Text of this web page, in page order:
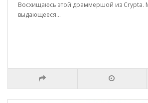
Восхищаюсь этой драммершой из Crypta.
выдающееся...